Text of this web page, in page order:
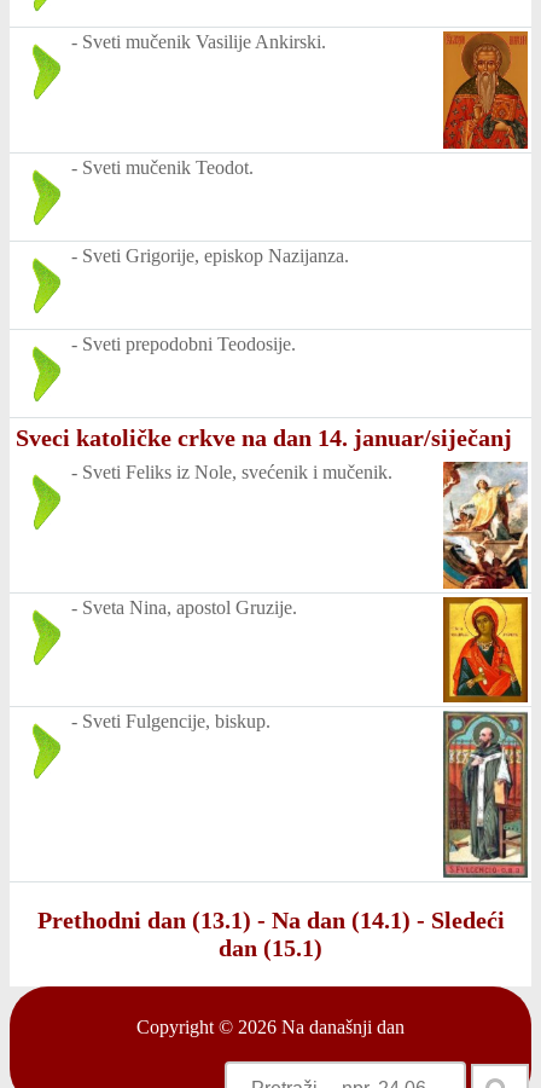
- Sveti mučenik Vasilije Ankirski.
- Sveti mučenik Teodot.
- Sveti Grigorije, episkop Nazijanza.
- Sveti prepodobni Teodosije.
Sveci katoličke crkve na dan 14. januar/siječanj
- Sveti Feliks iz Nole, svećenik i mučenik.
- Sveta Nina, apostol Gruzije.
- Sveti Fulgencije, biskup.
Prethodni dan (13.1) - Na dan (14.1) - Sledeći
dan (15.1)
Copyright © 2026 Na današnji dan